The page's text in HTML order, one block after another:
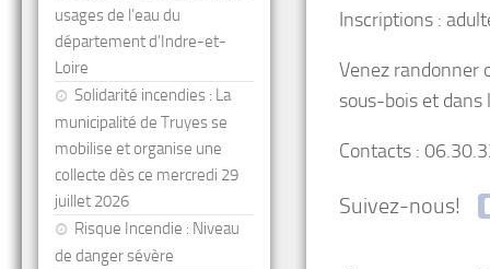
Inscriptions :
Venez randonner
sous-bois et dans
Contacts :
Suivez-nous!
usages de l’eau du
département d’Indre-et-
Loire
Solidarité incendies : La
municipalité de Truyes se
mobilise et organise une
collecte dès ce mercredi 29
juillet 2026
Risque Incendie : Niveau
de danger sévère